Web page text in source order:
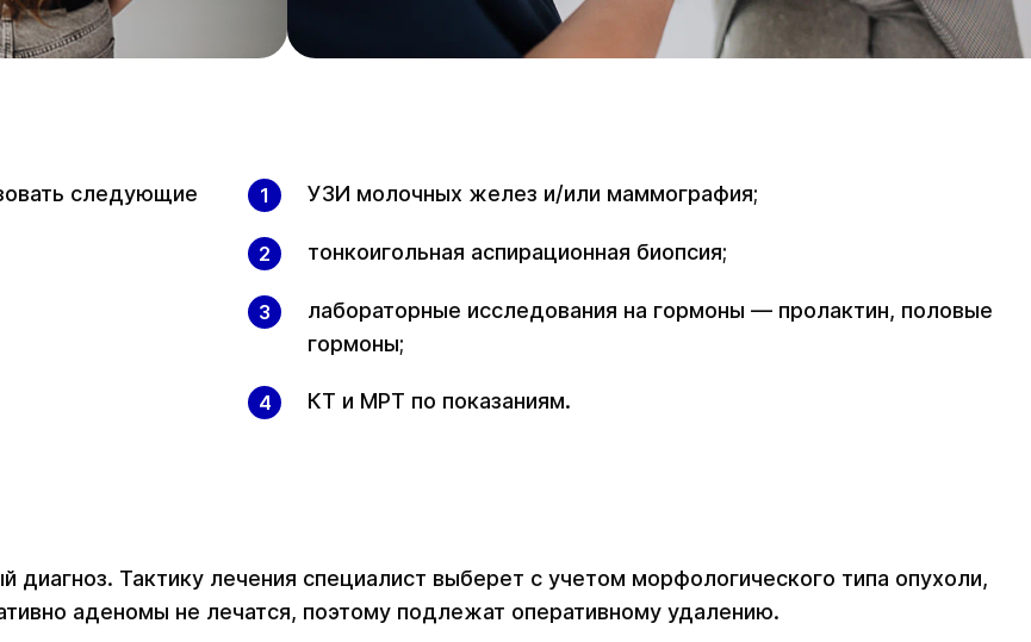
следующие
УЗИ молочных желез и/или маммография;
тонкоигольная аспирационная биопсия;
лабораторные исследования на гормоны — пролактин, половые
гормоны;
КТ и МРТ по показаниям.
диагноз. Тактику лечения специалист выберет с учетом морфологического типа опухоли,
аденомы не лечатся, поэтому подлежат оперативному удалению.